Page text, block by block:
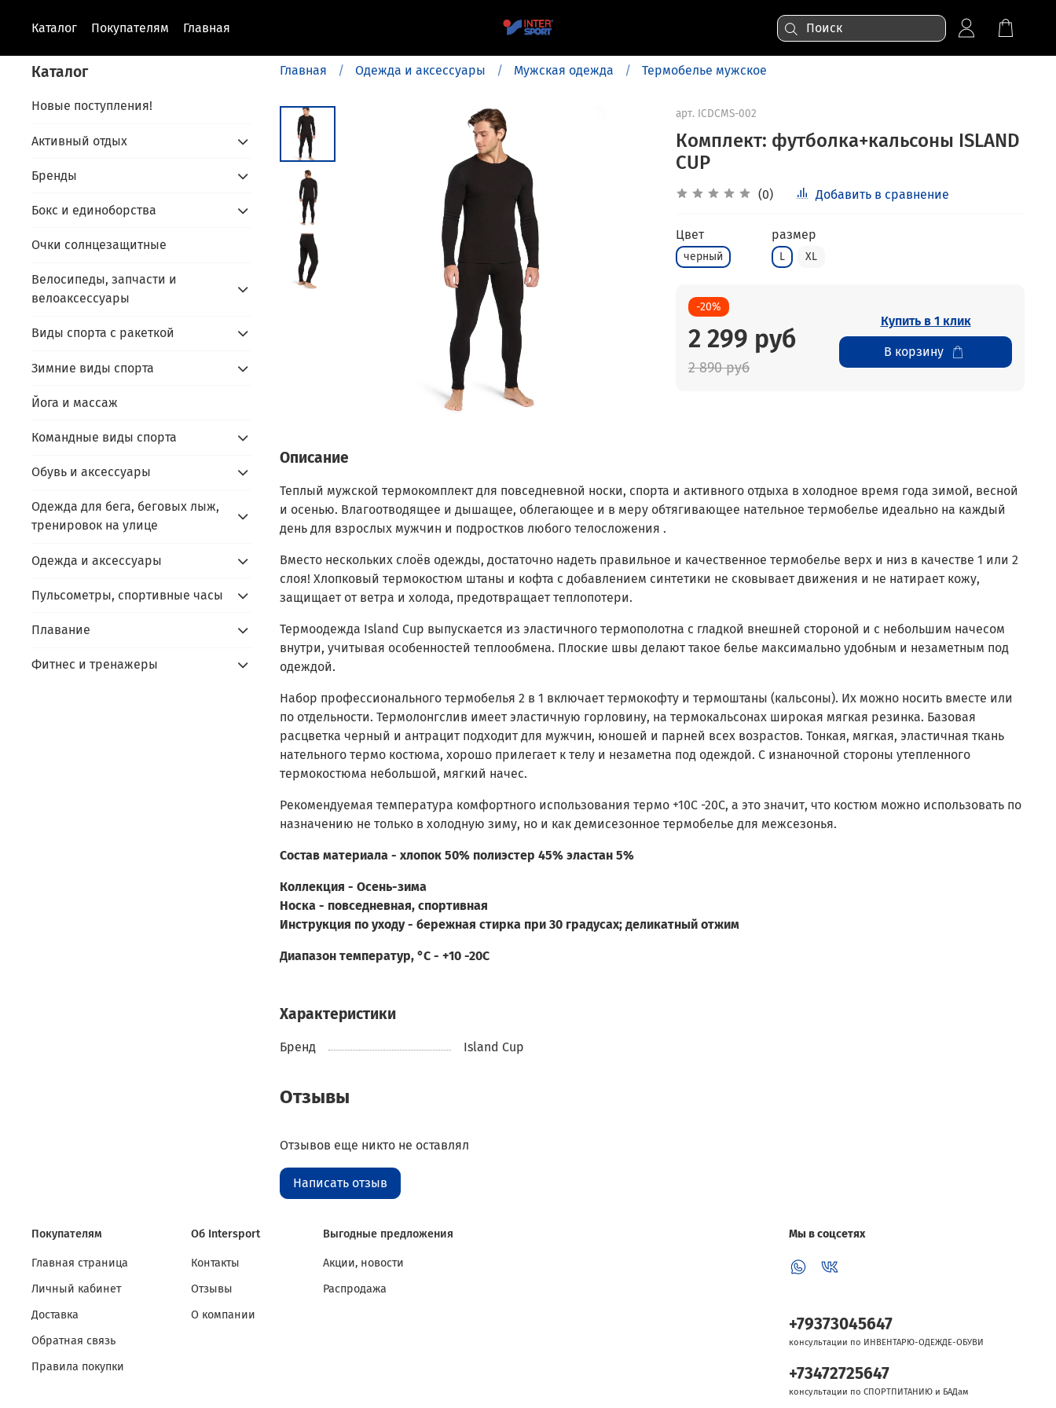
Каталог Покупателям Главная
Главная Одежда и аксессуары Мужская одежда Термобелье мужское
арт. ICDCMS-002
Комплект: футболка+кальсоны ISLAND
CUP
(0) Добавить в сравнение
Цвет
черный
размер
L XL
-20%
2 299 руб
2 890 руб
Купить в 1 клик
В корзину
Описание
Теплый мужской термокомплект для повседневной носки, спорта и активного отдыха в холодное время года зимой, весной
и осенью. Влагоотводящее и дышащее, облегающее и в меру обтягивающее нательное термобелье идеально на каждый
день для взрослых мужчин и подростков любого телосложения .
Вместо нескольких слоёв одежды, достаточно надеть правильное и качественное термобелье верх и низ в качестве 1 или 2
слоя! Хлопковый термокостюм штаны и кофта с добавлением синтетики не сковывает движения и не натирает кожу,
защищает от ветра и холода, предотвращает теплопотери.
Термоодежда Island Cup выпускается из эластичного термополотна с гладкой внешней стороной и с небольшим начесом
внутри, учитывая особенностей теплообмена. Плоские швы делают такое белье максимально удобным и незаметным под
одеждой.
Набор профессионального термобелья 2 в 1 включает термокофту и термоштаны (кальсоны). Их можно носить вместе или
по отдельности. Термолонгслив имеет эластичную горловину, на термокальсонах широкая мягкая резинка. Базовая
расцветка черный и антрацит подходит для мужчин, юношей и парней всех возрастов. Тонкая, мягкая, эластичная ткань
нательного термо костюма, хорошо прилегает к телу и незаметна под одеждой. С изнаночной стороны утепленного
термокостюма небольшой, мягкий начес.
Рекомендуемая температура комфортного использования термо +10С -20С, а это значит, что костюм можно использовать по
назначению не только в холодную зиму, но и как демисезонное термобелье для межсезонья.
Состав материала - хлопок 50% полиэстер 45% эластан 5%
Коллекция - Осень-зима
Носка - повседневная, спортивная
Инструкция по уходу - бережная стирка при 30 градусах; деликатный отжим
Диапазон температур, °С - +10 -20С
Характеристики
Бренд Island Cup
Отзывы
Отзывов еще никто не оставлял
Написать отзыв
Каталог
Новые поступления!
Активный отдых
Бренды
Бокс и единоборства
Очки солнцезащитные
Велосипеды, запчасти и
велоаксессуары
Виды спорта с ракеткой
Зимние виды спорта
Йога и массаж
Командные виды спорта
Обувь и аксессуары
Одежда для бега, беговых лыж,
тренировок на улице
Одежда и аксессуары
Пульсометры, спортивные часы
Плавание
Фитнес и тренажеры
Покупателям
Главная страница
Личный кабинет
Доставка
Обратная связь
Правила покупки
Об Intersport
Контакты
Отзывы
О компании
Выгодные предложения
Акции, новости
Распродажа
Мы в соцсетях
+79373045647
консультации по ИНВЕНТАРЮ-ОДЕЖДЕ-ОБУВИ
+73472725647
консультации по СПОРТПИТАНИЮ и БАДам